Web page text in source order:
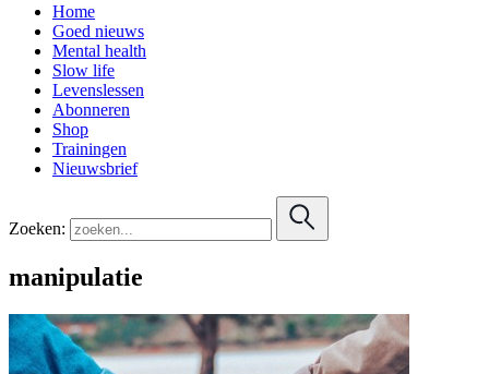
Home
Goed nieuws
Mental health
Slow life
Levenslessen
Abonneren
Shop
Trainingen
Nieuwsbrief
Zoeken:
manipulatie